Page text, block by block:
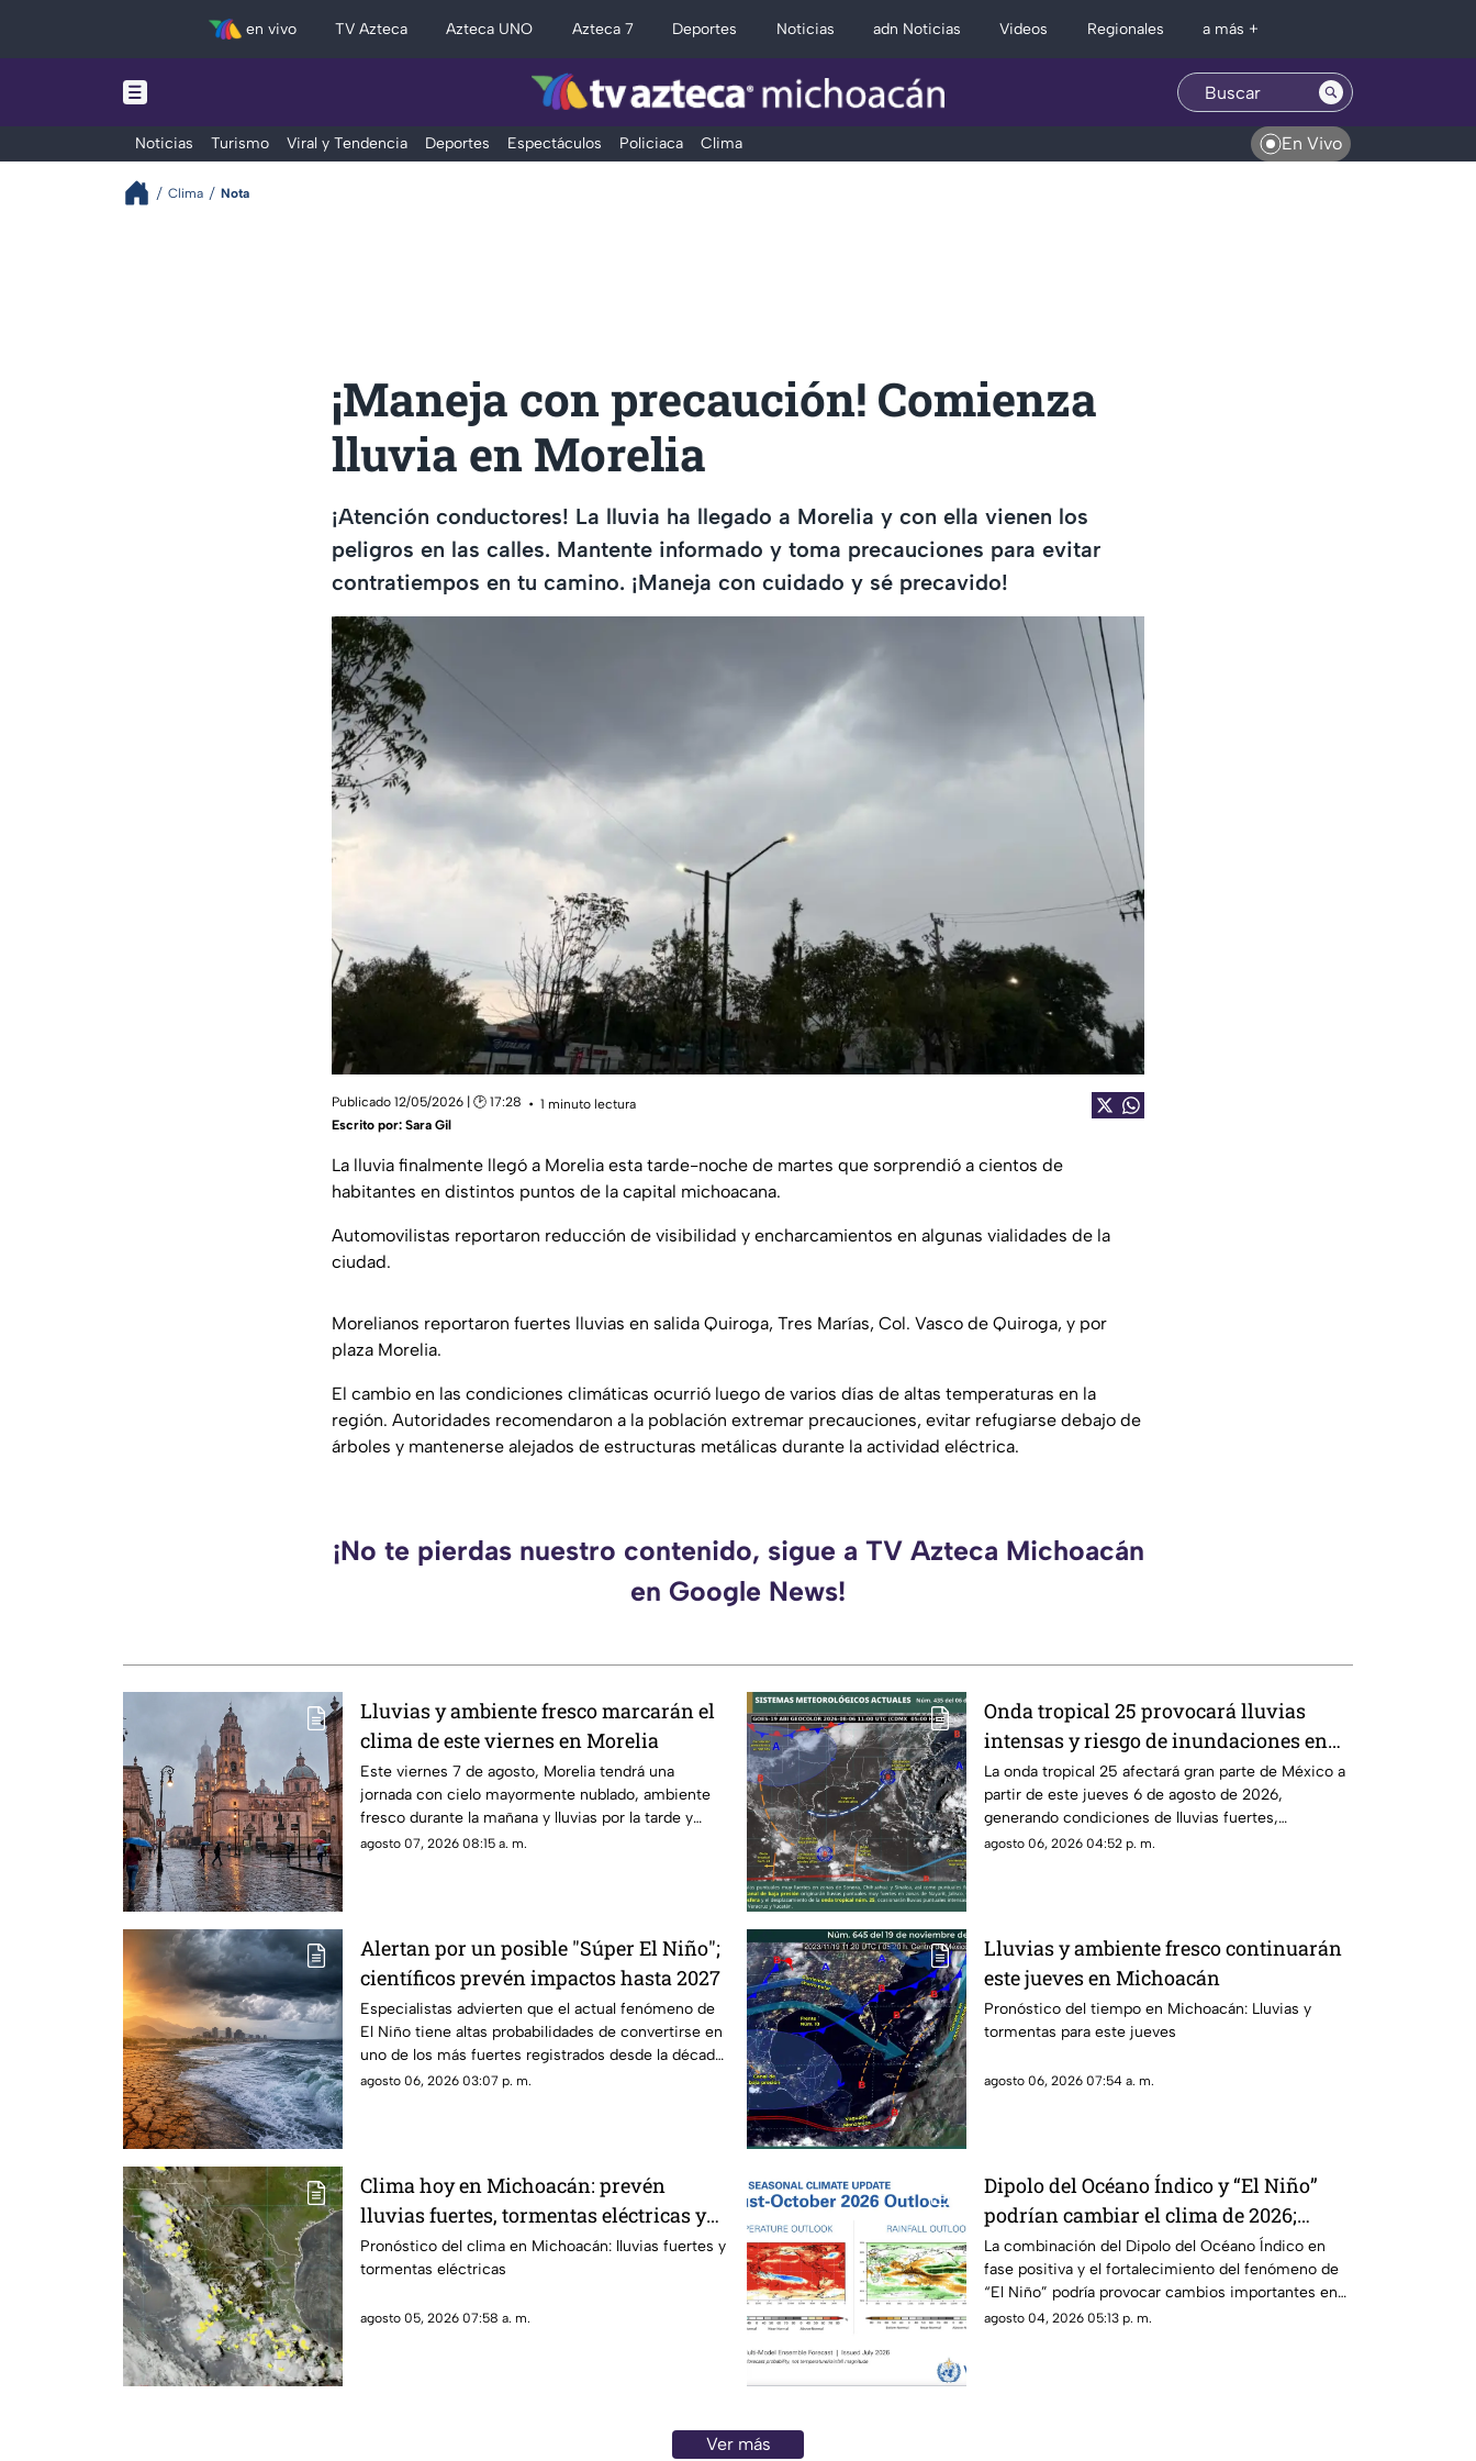
en vivo TV Azteca Azteca UNO Azteca 7 Deportes Noticias adn Noticias Videos Regionales a más +
Noticias Turismo Viral y Tendencia Deportes Espectáculos Policiaca Clima En Vivo
Clima Nota
¡Maneja con precaución! Comienza
lluvia en Morelia
¡Atención conductores! La lluvia ha llegado a Morelia y con ella vienen los
peligros en las calles. Mantente informado y toma precauciones para evitar
contratiempos en tu camino. ¡Maneja con cuidado y sé precavido!
Publicado 12/05/2026 | 🕑 17:28
1 minuto lectura
Escrito por: Sara Gil
La lluvia finalmente llegó a Morelia esta tarde-noche de martes que sorprendió a cientos de
habitantes en distintos puntos de la capital michoacana.
Automovilistas reportaron reducción de visibilidad y encharcamientos en algunas vialidades de la
ciudad.
Morelianos reportaron fuertes lluvias en salida Quiroga, Tres Marías, Col. Vasco de Quiroga, y por
plaza Morelia.
El cambio en las condiciones climáticas ocurrió luego de varios días de altas temperaturas en la
región. Autoridades recomendaron a la población extremar precauciones, evitar refugiarse debajo de
árboles y mantenerse alejados de estructuras metálicas durante la actividad eléctrica.
¡No te pierdas nuestro contenido, sigue a TV Azteca Michoacán
en Google News!
Lluvias y ambiente fresco marcarán el
clima de este viernes en Morelia
Este viernes 7 de agosto, Morelia tendrá una
jornada con cielo mayormente nublado, ambiente
fresco durante la mañana y lluvias por la tarde y
noche, de acuerdo con el pronóstico de la
agosto 07, 2026 08:15 a. m.
Onda tropical 25 provocará lluvias
intensas y riesgo de inundaciones en
Michoacán y otros estados
La onda tropical 25 afectará gran parte de México a
partir de este jueves 6 de agosto de 2026,
generando condiciones de lluvias fuertes,
tormentas eléctricas, vientos intensos y posibles
agosto 06, 2026 04:52 p. m.
Alertan por un posible "Súper El Niño";
científicos prevén impactos hasta 2027
Especialistas advierten que el actual fenómeno de
El Niño tiene altas probabilidades de convertirse en
uno de los más fuertes registrados desde la década
de 1950, con lluvias extremas, sequías y olas de
agosto 06, 2026 03:07 p. m.
Lluvias y ambiente fresco continuarán
este jueves en Michoacán
Pronóstico del tiempo en Michoacán: Lluvias y
tormentas para este jueves
agosto 06, 2026 07:54 a. m.
Clima hoy en Michoacán: prevén
lluvias fuertes, tormentas eléctricas y
ambiente caluroso
Pronóstico del clima en Michoacán: lluvias fuertes y
tormentas eléctricas
agosto 05, 2026 07:58 a. m.
Dipolo del Océano Índico y “El Niño”
podrían cambiar el clima de 2026;
Michoacán se prepara para lluvias
irregulares y sequías
La combinación del Dipolo del Océano Índico en
fase positiva y el fortalecimiento del fenómeno de
“El Niño” podría provocar cambios importantes en
el clima durante 2026, con periodos de lluvias
agosto 04, 2026 05:13 p. m.
Ver más